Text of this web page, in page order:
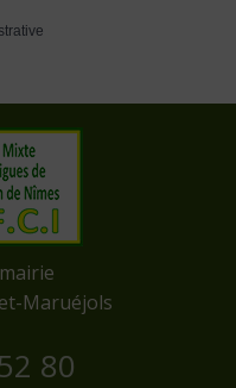
Maruéjols
80